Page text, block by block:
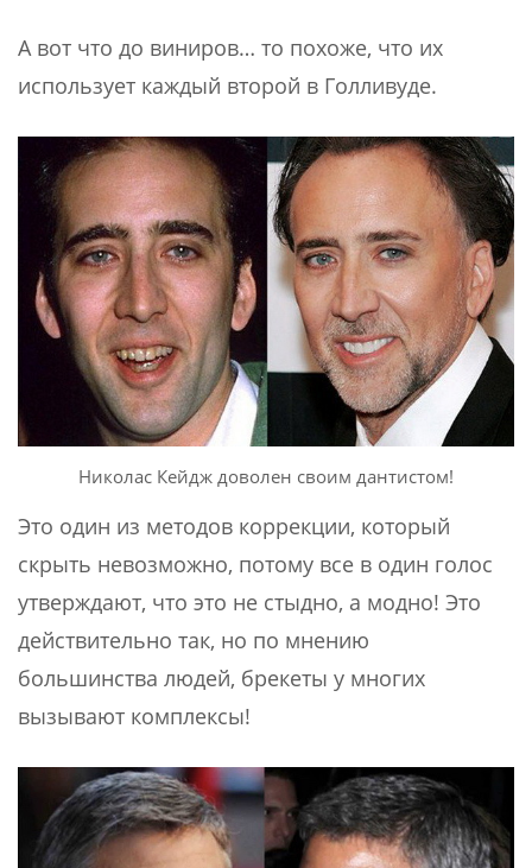
А вот что до виниров… то похоже, что их
использует каждый второй в Голливуде.
Николас Кейдж доволен своим дантистом!
Это один из методов коррекции, который
скрыть невозможно, потому все в один голос
утверждают, что это не стыдно, а модно! Это
действительно так, но по мнению
большинства людей, брекеты у многих
вызывают комплексы!